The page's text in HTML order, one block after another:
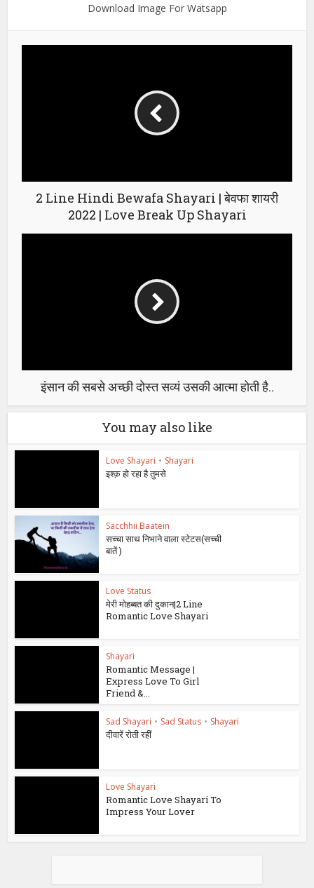
Download Image For Watsapp
2 Line Hindi Bewafa Shayari | बेवफा शायरी
2022 | Love Break Up Shayari
इंसान की सबसे अच्छी दोस्त सव्यं उसकी आत्मा होती है..
You may also like
Love Shayari • Shayari
इश्क़ हो रहा है तुमसे
Sacchhii Baatein
सच्चा साथ निभाने वाला स्टेटस(सच्ची
बातें )
Love Status
मेरी मोहब्बत की दुकान|2 Line
Romantic Love Shayari
Shayari
Romantic Message |
Express Love To Girl
Friend &...
Sad Shayari • Sad Status • Shayari
दीवारें रोती रहीं
Love Shayari
Romantic Love Shayari To
Impress Your Lover